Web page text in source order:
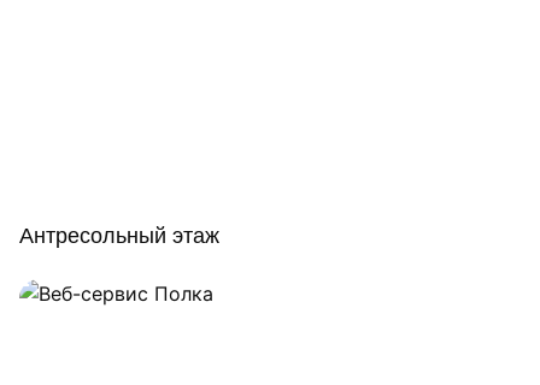
Антресольный этаж